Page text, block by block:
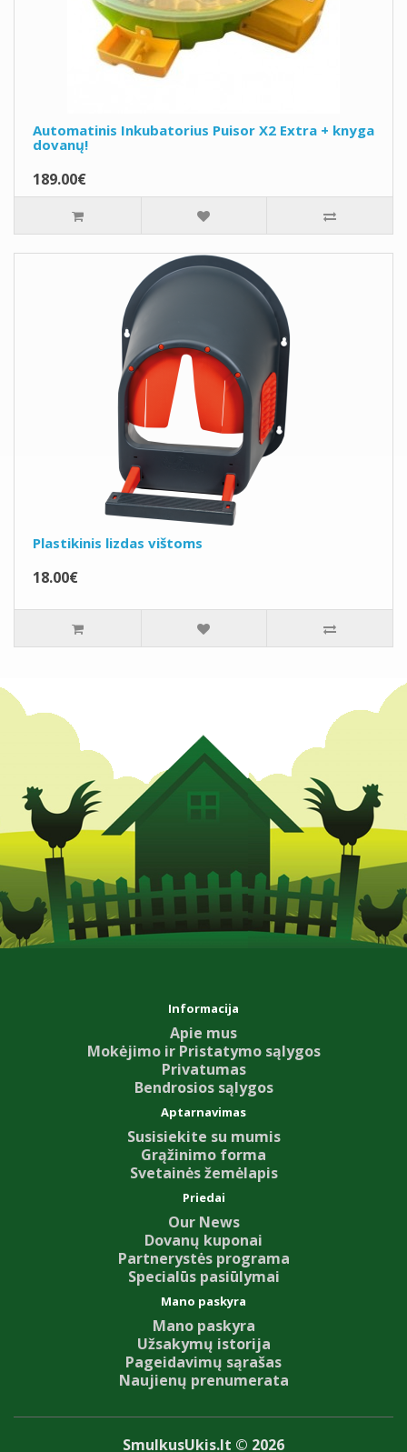
Automatinis Inkubatorius Puisor X2 Extra + knyga
dovanų!
189.00€
Plastikinis lizdas vištoms
18.00€
Informacija
Apie mus
Mokėjimo ir Pristatymo sąlygos
Privatumas
Bendrosios sąlygos
Aptarnavimas
Susisiekite su mumis
Grąžinimo forma
Svetainės žemėlapis
Priedai
Our News
Dovanų kuponai
Partnerystės programa
Specialūs pasiūlymai
Mano paskyra
Mano paskyra
Užsakymų istorija
Pageidavimų sąrašas
Naujienų prenumerata
SmulkusUkis.lt © 2026